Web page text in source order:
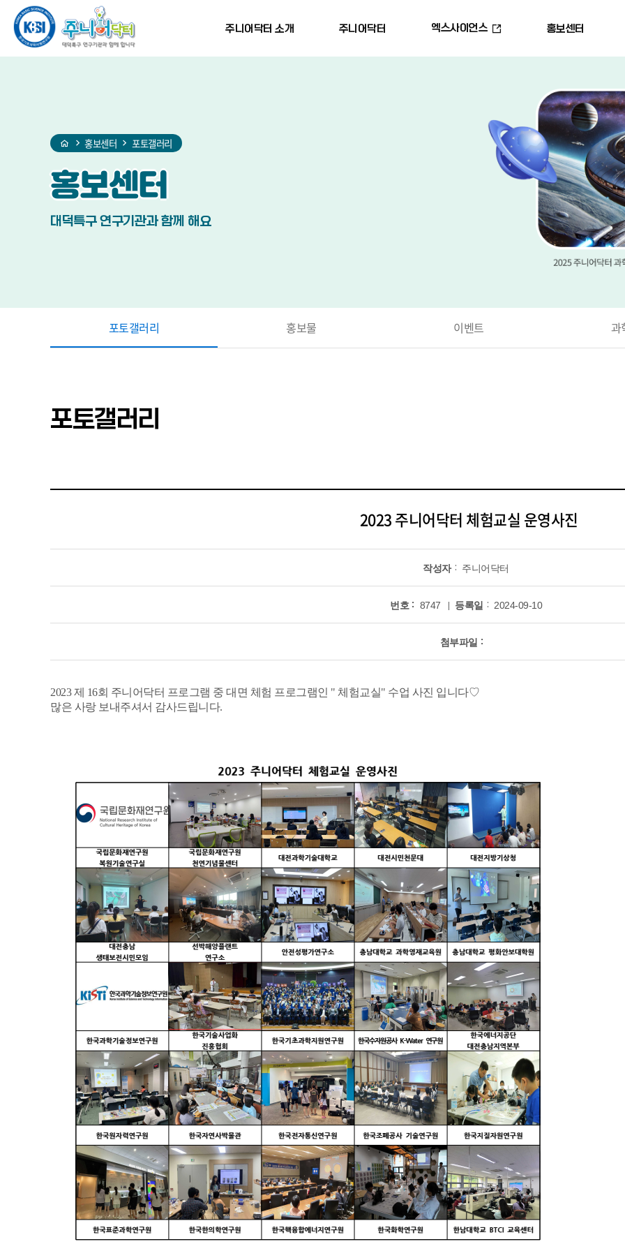
반복영역
건너뛰기
주니어닥터 소개 주니어닥터 엑스사이언스 홍보센터
홍보센터 포토갤러리
홍보센터
대덕특구 연구기관과 함께 해요
포토갤러리
단계
홍보물 이벤트 과
포토갤러리
프린트
공유
2023 주니어닥터 체험교실 운영사진
작성자 주니어닥터
번호 8747 등록일 2024-09-10
첨부파일
2023 제 16회 주니어닥터 프로그램 중 대면 체험 프로그램인 " 체험교실" 수업 사진 입니다♡
많은 사랑 보내주셔서 감사드립니다.